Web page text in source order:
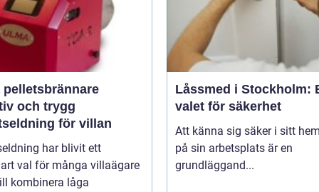
pelletsbrännare
och trygg
för villan
har blivit ett
val för många villaägare
kombinera låga
Låssmed i Stockholm:
valet för säkerhet
Att känna sig säker i sitt
på sin arbetsplats är en
grundläggand...